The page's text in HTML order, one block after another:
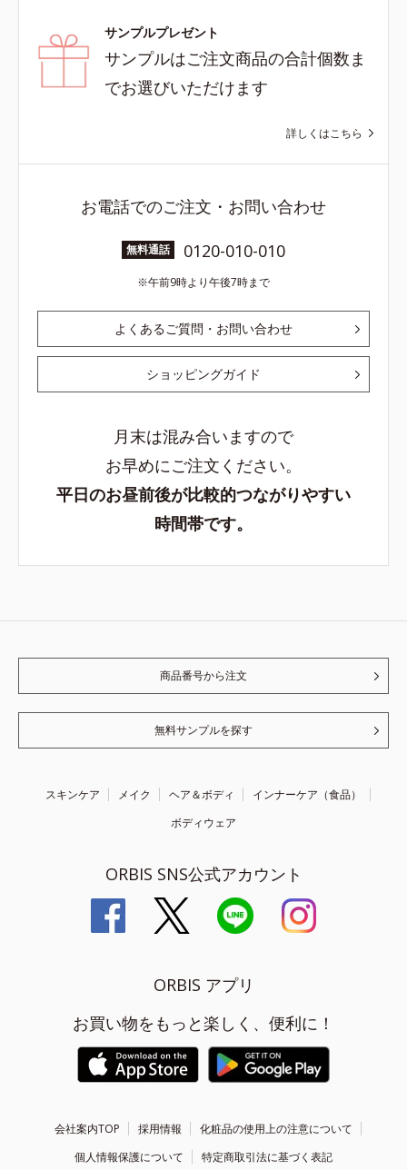
サンプルプレゼント
サンプルはご注文商品の合計個数ま
でお選びいただけます
詳しくはこちら
お電話でのご注文・お問い合わせ
無料通話 0120-010-010
午前9時より午後7時まで
よくあるご質問・お問い合わせ
ショッピングガイド
月末は混み合いますので
お早めにご注文ください。
平日のお昼前後が比較的つながりやすい
時間帯です。
商品番号から注文
無料サンプルを探す
スキンケア メイク ヘア＆ボディ
インナーケア（食品）
ボディウェア
ORBIS SNS公式アカウント
ORBIS アプリ
お買い物をもっと楽しく、便利に！
会社案内TOP 採用情報
化粧品の使用上の注意について
個人情報保護について
特定商取引法に基づく表記